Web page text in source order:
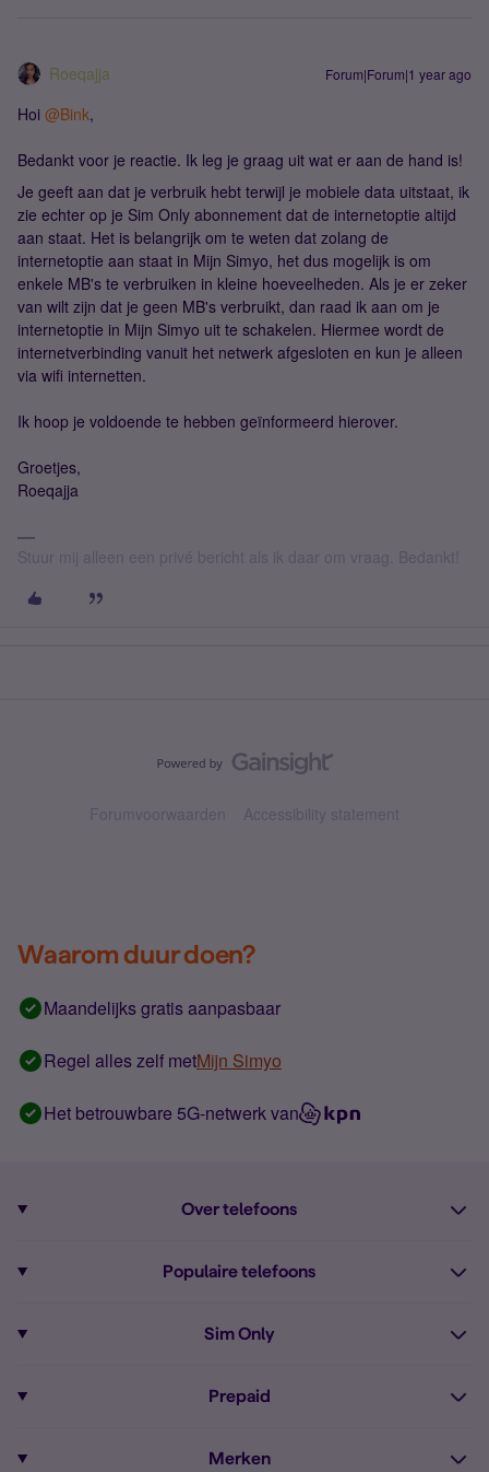
Roeqajja Forum|Forum|1 year ago
Hoi ​ @Bink,
Bedankt voor je reactie. Ik leg je graag uit wat er aan de hand is!
Je geeft aan dat je verbruik hebt terwijl je mobiele data uitstaat, ik
zie echter op je Sim Only abonnement dat de internetoptie altijd
aan staat. Het is belangrijk om te weten dat zolang de
internetoptie aan staat in Mijn Simyo, het dus mogelijk is om
enkele MB's te verbruiken in kleine hoeveelheden. Als je er zeker
van wilt zijn dat je geen MB's verbruikt, dan raad ik aan om je
internetoptie in Mijn Simyo uit te schakelen. Hiermee wordt de
internetverbinding vanuit het netwerk afgesloten en kun je alleen
via wifi internetten.
Ik hoop je voldoende te hebben geïnformeerd hierover.
Groetjes,
Roeqajja
Stuur mij alleen een privé bericht als ik daar om vraag. Bedankt!
Forumvoorwaarden Accessibility statement
Waarom duur doen?
Maandelijks gratis aanpasbaar
Regel alles zelf metMijn Simyo
Het betrouwbare 5G-netwerk van
Over telefoons
Alle telefoons
Populaire telefoons
iPhone 16
Sim Only
Onbeperkt bellen
Prepaid
Merken